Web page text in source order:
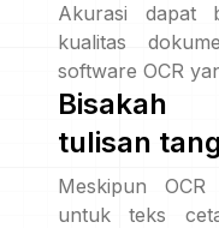
Akurasi dapat
kualitas
software OCR
Bisakah
tulisan
Meskipun
untuk teks